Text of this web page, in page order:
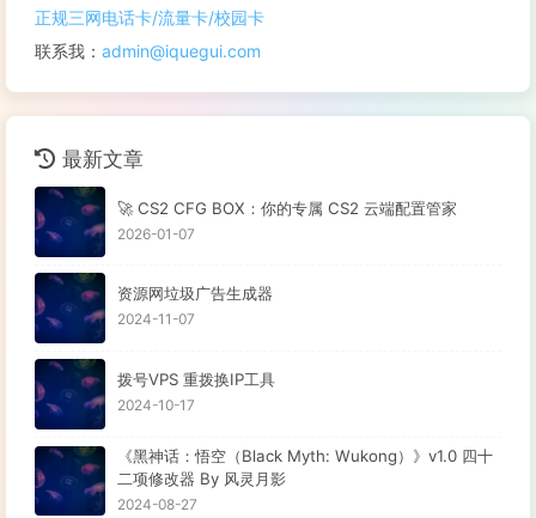
正规三网电话卡/流量卡/校园卡
联系我： admin@iquegui.com
最新文章
🚀 CS2 CFG BOX：你的专属 CS2 云端配置管家
2026-01-07
资源网垃圾广告生成器
2024-11-07
拨号VPS 重拨换IP工具
2024-10-17
《黑神话：悟空（Black Myth: Wukong）》v1.0 四十
二项修改器 By 风灵月影
2024-08-27